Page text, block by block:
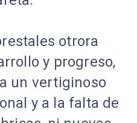
otrora
y progreso,
un vertiginoso
y a la falta de